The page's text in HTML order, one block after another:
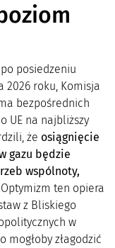
posiedzeniu
2026 roku, Komisja
bezpośrednich
UE na najbliższy
że osiągnięcie
gazu będzie
wspólnoty,
Optymizm ten opiera
z Bliskiego
w
mogłoby złagodzić